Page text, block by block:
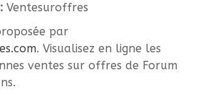
Ventesuroffres
par
. Visualisez en ligne les
ventes sur offres de Forum